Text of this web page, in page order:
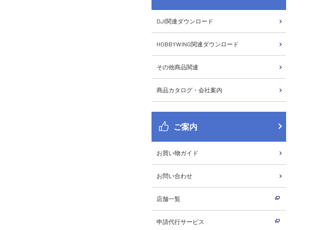
DJI関連ダウンロード
HOBBYWING関連ダウンロード
その他商品関連
商品カタログ・会社案内
ご案内
お買い物ガイド
お問い合わせ
店舗一覧
申請代行サービス